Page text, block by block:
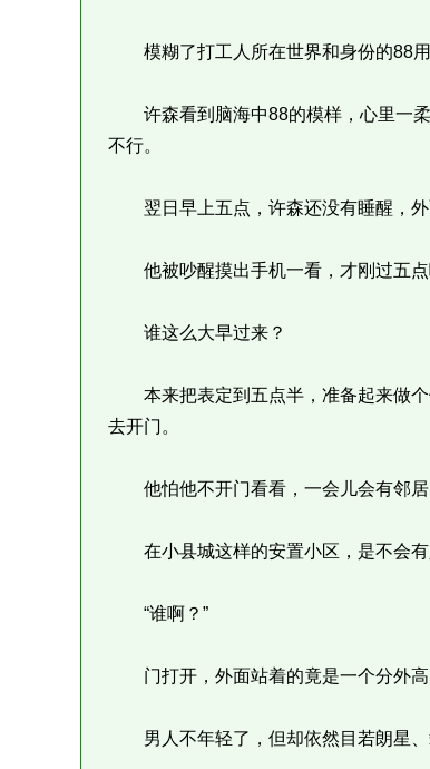
模糊了打工人所在世界和身份的88用
许森看到脑海中88的模样，心里一柔
不行。
翌日早上五点，许森还没有睡醒，外
他被吵醒摸出手机一看，才刚过五点
谁这么大早过来？
本来把表定到五点半，准备起来做个
去开门。
他怕他不开门看看，一会儿会有邻居
在小县城这样的安置小区，是不会有
“谁啊？”
门打开，外面站着的竟是一个分外高
男人不年轻了，但却依然目若朗星、